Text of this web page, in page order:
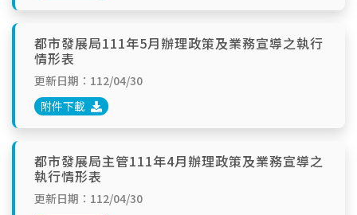
都市發展局111年5月辦理政策及業務宣導之執行
情形表
更新日期：112/04/30
附件下載
都市發展局主管111年4月辦理政策及業務宣導之
執行情形表
更新日期：112/04/30